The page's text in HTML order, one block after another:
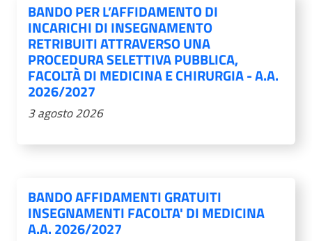
BANDO PER L’AFFIDAMENTO DI
INCARICHI DI INSEGNAMENTO
RETRIBUITI ATTRAVERSO UNA
PROCEDURA SELETTIVA PUBBLICA,
FACOLTÀ DI MEDICINA E CHIRURGIA - A.A.
2026/2027
3 agosto 2026
BANDO AFFIDAMENTI GRATUITI
INSEGNAMENTI FACOLTA' DI MEDICINA
A.A. 2026/2027